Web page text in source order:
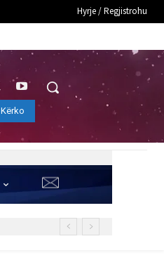
Hyrje / Regjistrohu
Kërko